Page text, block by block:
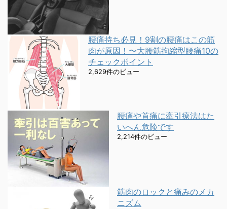
腰痛持ち必見！9割の腰痛はこの筋
肉が原因！〜大腰筋拘縮型腰痛10の
チェックポイント
2,629件のビュー
腰痛や首痛に牽引療法はた
いへん危険です
2,214件のビュー
筋肉のロックと痛みのメカ
ニズム